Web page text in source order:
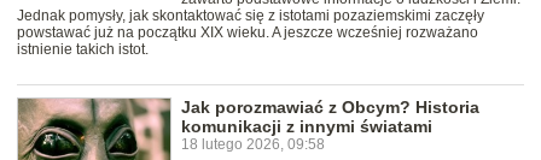
Jednak pomysły, jak skontaktować się z istotami pozaziemskimi zaczęły
powstawać już na początku XIX wieku. A jeszcze wcześniej rozważano
istnienie takich istot.
Jak porozmawiać z Obcym? Historia
komunikacji z innymi światami
18 lutego 2026, 09:58